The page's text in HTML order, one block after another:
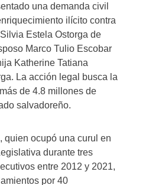
una demanda civil
ilícito contra
Estela Ostorga de
Marco Tulio Escobar
Katherine Tatiana
La acción legal busca la
de 4.8 millones de
salvadoreño.
quien ocupó una curul en
durante tres
entre 2012 y 2021,
por 40